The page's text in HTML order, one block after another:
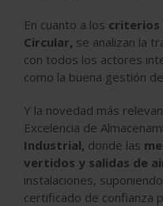
En cuanto a los criterios
Circular, se analizan la
con todos los actores
como la buena gestión
Y la novedad más
Excelencia de
Industrial, donde las
vertidos y salidas de
instalaciones,
certificado de confianza